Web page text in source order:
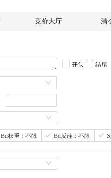
竞价大厅 清
开头 结尾
Bd权重：不限 Bd反链：不限